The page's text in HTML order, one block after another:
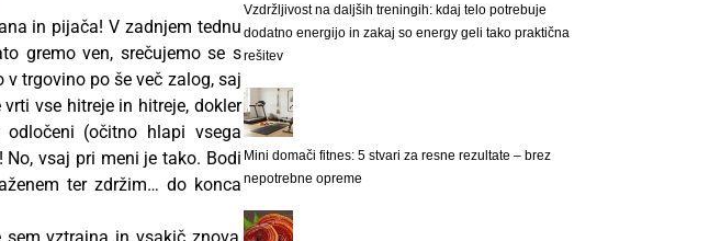
in pijača! V zadnjem tednu
gremo ven, srečujemo se s
trgovino po še več zalog, saj
vse hitreje in hitreje, dokler
(očitno hlapi vsega
vsaj pri meni je tako. Bodi
ter zdržim… do konca
Vzdržljivost na daljših treningih: kdaj telo potrebuje
dodatno energijo in zakaj so energy geli tako praktična
rešitev
Mini domači fitnes: 5 stvari za resne rezultate – brez
nepotrebne opreme